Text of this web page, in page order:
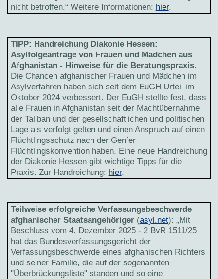
nicht betroffen.“ Weitere Informationen: hier.
TIPP: Handreichung Diakonie Hessen:
Asylfolgeanträge von Frauen und Mädchen aus
Afghanistan - Hinweise für die Beratungspraxis.
Die Chancen afghanischer Frauen und Mädchen im
Asylverfahren haben sich seit dem EuGH Urteil im
Oktober 2024 verbessert. Der EuGH stellte fest, dass
alle Frauen in Afghanistan seit der Machtübernahme
der Taliban und der gesellschaftlichen und politischen
Lage als verfolgt gelten und einen Anspruch auf einen
Flüchtlingsschutz nach der Genfer
Flüchtlingskonvention haben. Eine neue Handreichung
der Diakonie Hessen gibt wichtige Tipps für die
Praxis. Zur Handreichung: hier.
Teilweise erfolgreiche Verfassungsbeschwerde
afghanischer Staatsangehöriger (asyl.net): „Mit
Beschluss vom 4. Dezember 2025 - 2 BvR 1511/25
hat das Bundesverfassungsgericht der
Verfassungsbeschwerde eines afghanischen Richters
und seiner Familie, die auf der sogenannten
"Überbrückungsliste" standen und so eine